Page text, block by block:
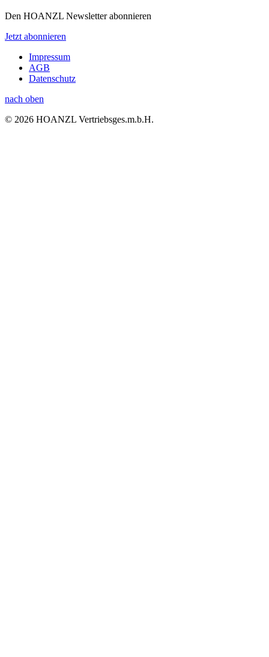
Den HOANZL Newsletter abonnieren
Jetzt abonnieren
Impressum
AGB
Datenschutz
nach oben
© 2026 HOANZL Vertriebsges.m.b.H.